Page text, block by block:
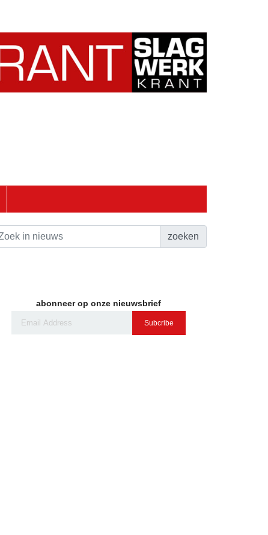
zoeken
abonneer op onze nieuwsbrief
Subcribe